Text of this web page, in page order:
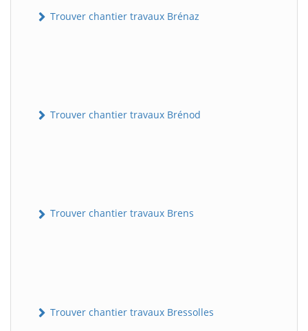
Trouver chantier travaux Brénaz
Trouver chantier travaux Brénod
Trouver chantier travaux Brens
Trouver chantier travaux Bressolles